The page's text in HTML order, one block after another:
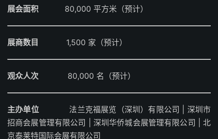
展会面积 80,000 平方米（预计）
展商数目 1,500 家（预计）
观众人次 80,000 名（预计）
主办单位法兰克福展览（深圳）有限公司 | 深圳市
招商会展管理有限公司 | 深圳华侨城会展管理有限公司 | 北
京泰莱特国际会展有限公司